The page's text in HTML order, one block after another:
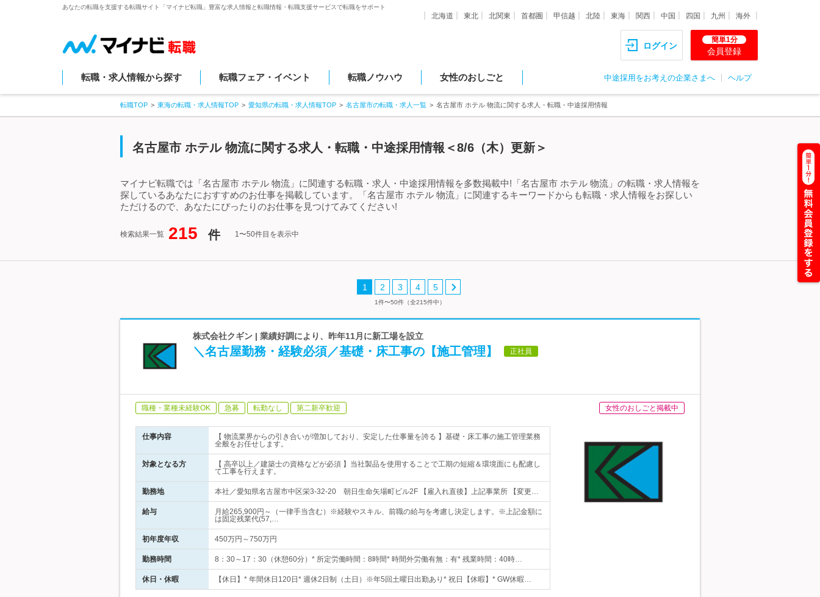
あなたの転職を支援する転職サイト「マイナビ転職」豊富な求人情報と転職情報・転職支援サービスで転職をサポート
北海道 東北 北関東 首都圏 甲信越 北陸 東海 関西 中国 四国 九州 海外
ログイン
簡単1分
会員登録
転職・求人情報から探す 転職フェア・イベント 転職ノウハウ 女性のおしごと 中途採用をお考えの企業さまへ ヘルプ
転職TOP 東海の転職・求人情報TOP 愛知県の転職・求人情報TOP 名古屋市の転職・求人一覧 名古屋市 ホテル 物流に関する求人・転職・中途採用情報
名古屋市 ホテル 物流に関する求人・転職・中途採用情報＜8/6（木）更新＞
マイナビ転職では「名古屋市 ホテル 物流」に関連する転職・求人・中途採用情報を多数掲載中!「名古屋市 ホテル 物流」の転職・求人情報を
探しているあなたにおすすめのお仕事を掲載しています。「名古屋市 ホテル 物流」に関連するキーワードからも転職・求人情報をお探しい
ただけるので、あなたにぴったりのお仕事を見つけてみてください!
検索結果一覧 215 件 1〜50件目を表示中
1 2 3 4 5
1件〜50件（全215件中）
株式会社クギン | 業績好調により、昨年11月に新工場を設立
＼名古屋勤務・経験必須／基礎・床工事の【施工管理】 正社員
職種・業種未経験OK 急募 転勤なし 第二新卒歓迎 女性のおしごと掲載中
仕事内容
【 物流業界からの引き合いが増加しており、安定した仕事量を誇る 】基礎・床工事の施工管理業務
全般をお任せします。
対象となる方
【 高卒以上／建築士の資格などが必須 】当社製品を使用することで工期の短縮＆環境面にも配慮し
て工事を行えます。
勤務地 本社／愛知県名古屋市中区栄3-32-20 朝日生命矢場町ビル2F 【雇入れ直後】上記事業所 【変更…
給与
月給265,900円～（一律手当含む）※経験やスキル、前職の給与を考慮し決定します。※上記金額に
は固定残業代(57,…
初年度年収 450万円～750万円
勤務時間 8：30～17：30（休憩60分）* 所定労働時間：8時間* 時間外労働有無：有* 残業時間：40時…
休日・休暇 【休日】* 年間休日120日* 週休2日制（土日）※年5回土曜日出勤あり* 祝日【休暇】* GW休暇…